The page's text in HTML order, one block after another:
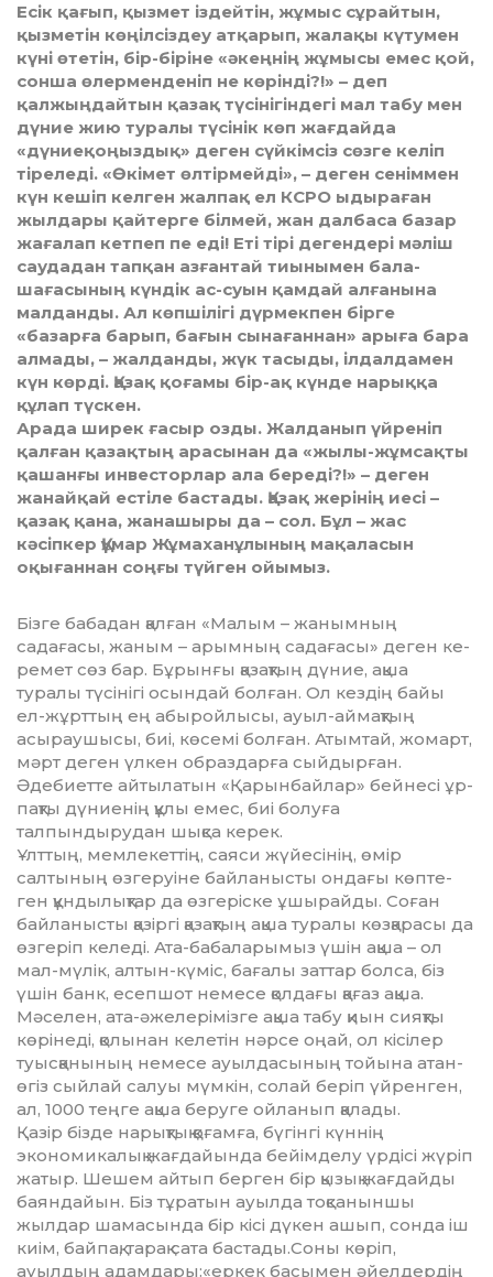
Есік қағып, қызмет іздейтін, жұмыс сұрайтын,
қызметін көңілсіздеу атқарып, жалақы күтумен
күні өтетін, бір-біріне «әкеңнің жұмысы емес қой,
сонша өлерменденіп не көрінді?!» – деп
қалжыңдайтын қазақ түсінігіндегі мал табу мен
дүние жию туралы түсінік көп жағдайда
«дүниеқоңыздық» деген сүйкімсіз сөзге келіп
тіреледі. «Өкімет өлтірмейді», – деген сеніммен
күн кешіп келген жалпақ ел КСРО ыдыраған
жылдары қайтерге білмей, жан далбаса базар
жағалап кетпеп пе еді! Еті тірі дегендері мәліш
саудадан тапқан азғантай тиынымен бала-
шағасының күндік ас-суын қамдай алғанына
малданды. Ал көпшілігі дүрмекпен бірге
«базарға барып, бағын сынағаннан» арыға бара
алмады, – жалданды, жүк тасыды, ілдалдамен
күн көрді. Қазақ қоғамы бір-ақ күнде нарыққа
құлап түскен.
Арада ширек ғасыр озды. Жалданып үйреніп
қалған қазақтың арасынан да «жылы-жұмсақты
қашанғы инвесторлар ала береді?!» – деген
жанайқай естіле бастады. Қазақ жерінің иесі –
қазақ қана, жанашыры да – сол. Бұл – жас
кәсіпкер Құмар Жұмаханұлының мақаласын
оқығаннан соңғы түйген ойымыз.
Бізге бабадан қалған «Малым – жанымның
садағасы, жаным – арымның садағасы» деген ке­
ремет сөз бар. Бұрынғы қа­зақ­тың дүние, ақша
туралы түсінігі осындай болған. Ол кездің байы
ел-жұрттың ең абыройлысы, ауыл-аймақтың
асыраушысы, биі, көсемі болған. Атымтай, жо­март,
мәрт деген үлкен образдарға сый­дырған.
Әдебиетте айтылатын «Қарынбайлар» бейнесі ұр­
пақ­ты дүниенің құлы емес, биі бо­лу­ға
талпындырудан шықса ке­рек.
Ұлттың, мемлекеттің, саяси жүйесінің, өмір
салтының өз­геруі­не байланысты ондағы көп­те­
ген құндылықтар да өзгеріске ұшы­райды. Соған
байланысты қа­зіргі қазақтың ақша туралы көз­қарасы да
өзгеріп келеді. Ата-ба­баларымыз үшін ақша – ол
мал-мүлік, алтын-күміс, бағалы зат­тар болса, біз
үшін банк, есепшот немесе қолдағы қағаз ақша.
Мәселен, ата-әжелерімізге ақша табу қиын сияқты
көрінеді, қо­лынан келетін нәрсе оңай, ол кі­сілер
туысқанының немесе ауыл­дасының тойына атан-
өгіз сый­лай салуы мүмкін, солай бе­ріп үйренген,
ал, 1000 теңге ақша беруге ойланып қалады.
Қазір бізде нарықтық қоғамға, бү­гінгі күннің
экономикалық жағ­дайында бейімделу үрдісі жү­ріп
жатыр. Шешем айтып берген бір қызық жағдайды
баяндайын. Біз тұратын ауылда тоқсаныншы
жылдар шамасында бір кісі дүкен ашып, сонда іш
киім, байпақ, тарақ сата бастады.Соны көріп,
ауылдың адамдары:«еркек басымен әйелдердің